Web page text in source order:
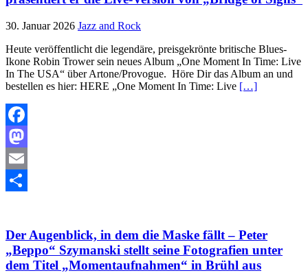
30. Januar 2026 Jazz and Rock
Heute veröffentlicht die legendäre, preisgekrönte britische Blues-
Ikone Robin Trower sein neues Album „One Moment In Time: Live
In The USA“ über Artone/Provogue. Höre Dir das Album an und
bestellen es hier: HERE „One Moment In Time: Live […]
Facebook
Mastodon
Email
Der Augenblick, in dem die Maske fällt – Peter
„Beppo“ Szymanski stellt seine Fotografien unter
dem Titel „Momentaufnahmen“ in Brühl aus